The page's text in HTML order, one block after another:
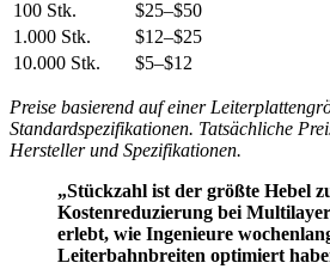
100 Stk.
$25–$50
1.000 Stk.
$12–$25
10.000 Stk.
$5–$12
Preise basierend auf einer
Standardspezifikationen. Tatsächliche
Hersteller und Spezifikationen.
„Stückzahl ist der größte Hebel
Kostenreduzierung bei
erlebt, wie Ingenieure
Leiterbahnbreiten optimiert